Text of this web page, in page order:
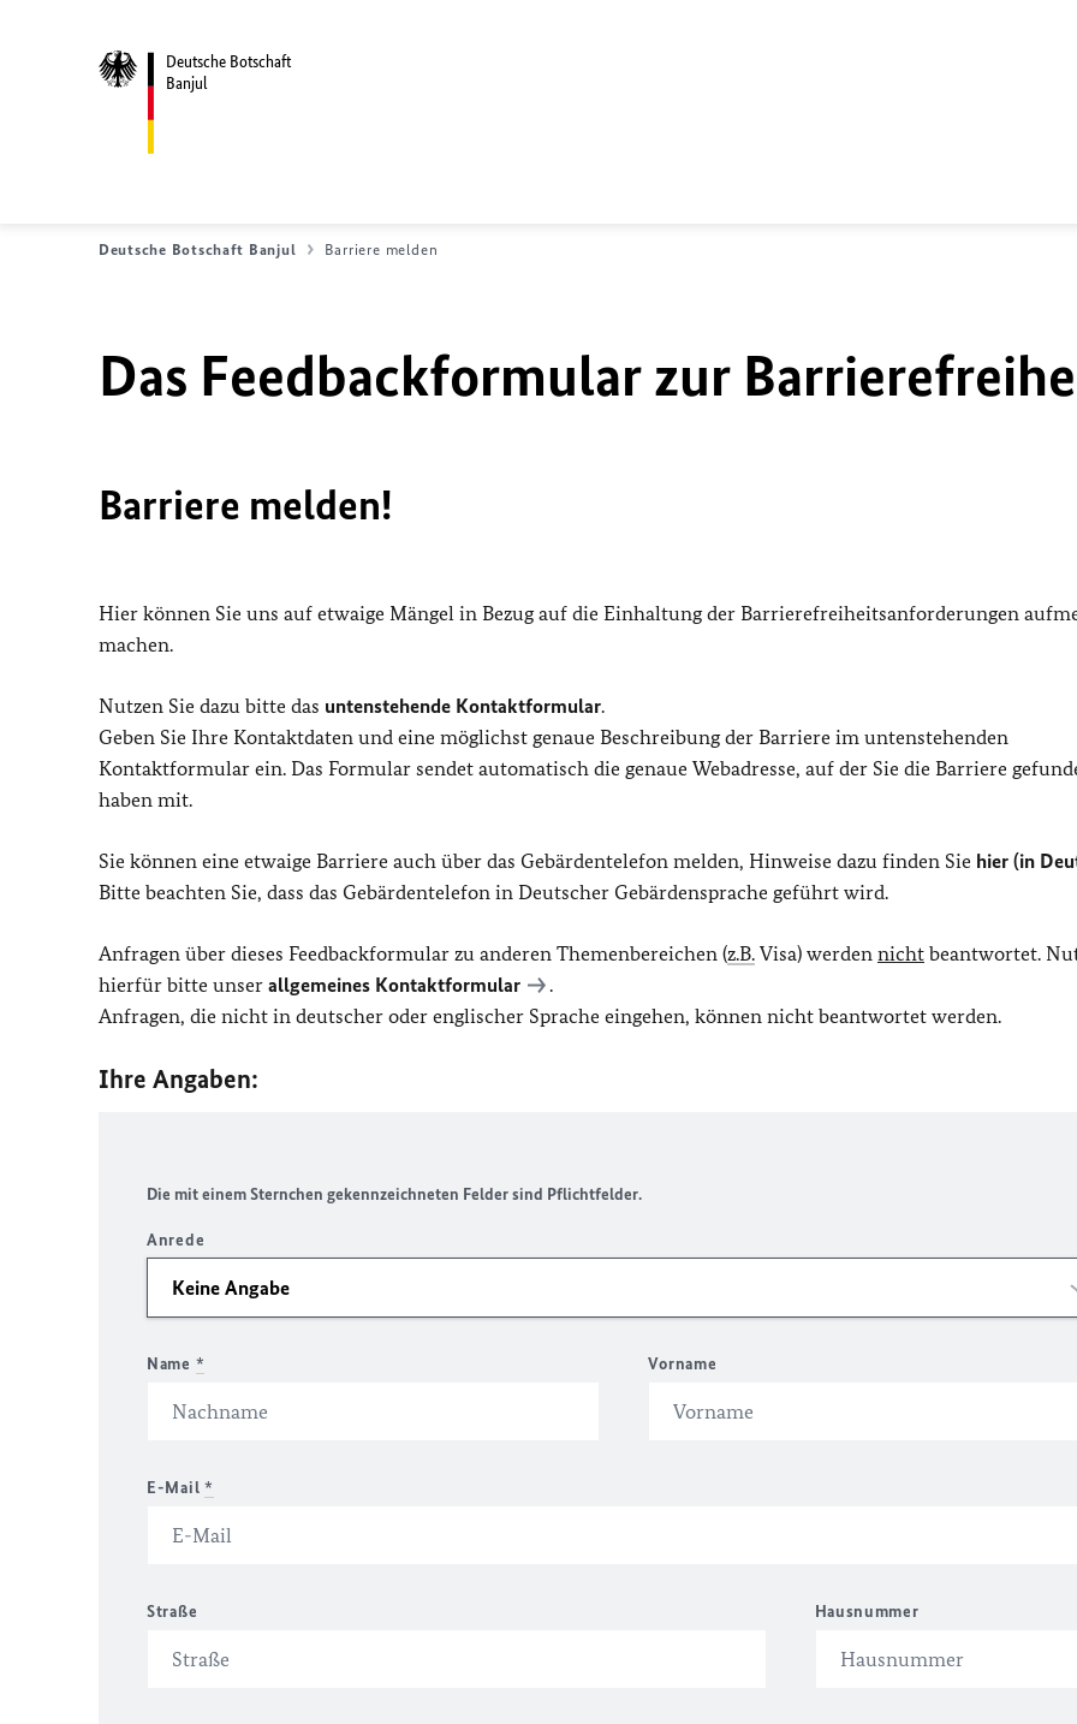
Deutsche Botschaft
Banjul
Deutsche Botschaft Banjul Barriere melden
Das Feedbackformular zur
Barriere melden!
Hier können Sie uns auf etwaige Mängel in Bezug auf die Einhaltung der Barrierefreiheitsanforderungen
machen.
Nutzen Sie dazu bitte das untenstehende Kontaktformular.
Geben Sie Ihre Kontaktdaten und eine möglichst genaue Beschreibung der Barriere im untenstehenden
Kontaktformular ein. Das Formular sendet automatisch die genaue Webadresse, auf der Sie die Barriere
haben mit.
Sie können eine etwaige Barriere auch über das Gebärdentelefon melden, Hinweise dazu finden Sie hier (in
Bitte beachten Sie, dass das Gebärdentelefon in Deutscher Gebärdensprache geführt wird.
Anfragen über dieses Feedbackformular zu anderen Themenbereichen (z.B. Visa) werden nicht beantwortet.
hierfür bitte unser allgemeines Kontaktformular
.
Anfragen, die nicht in deutscher oder englischer Sprache eingehen, können nicht beantwortet werden.
Ihre Angaben:
Die mit einem Sternchen gekennzeichneten Felder sind Pflichtfelder.
Anrede
Name * Vorname
E-Mail *
Straße Hausnummer